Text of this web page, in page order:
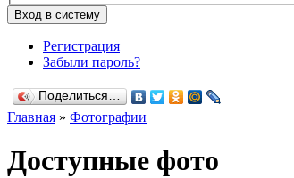
Регистрация
Забыли пароль?
Поделиться…
Главная » Фотографии
Доступные фото